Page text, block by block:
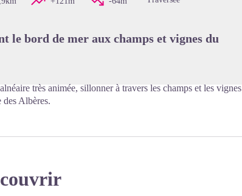
le bord de mer aux champs et vignes du
très animée, sillonner à travers les champs et les vignes
Albères.